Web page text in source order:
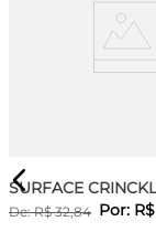
SURFACE
De:R$ 32,84 Por: R$